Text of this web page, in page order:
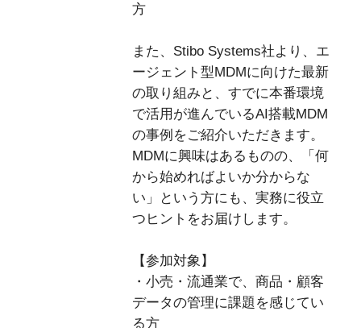
方
また、Stibo Systems社より、エ
ージェント型MDMに向けた最新
の取り組みと、すでに本番環境
で活用が進んでいるAI搭載MDM
の事例をご紹介いただきます。
MDMに興味はあるものの、「何
から始めればよいか分からな
い」という方にも、実務に役立
つヒントをお届けします。
【参加対象】
・小売・流通業で、商品・顧客
データの管理に課題を感じてい
る方